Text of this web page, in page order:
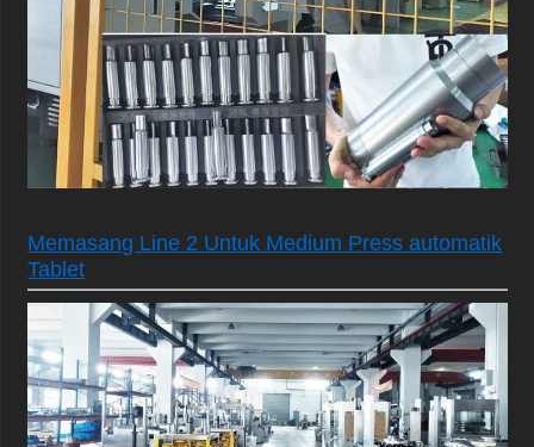
Memasang Line 2 Untuk Medium Press automatik
Tablet